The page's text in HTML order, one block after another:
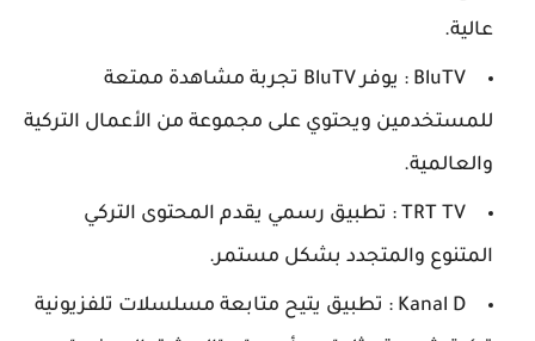
عالية.
BluTV : يوفر BluTV تجربة مشاهدة ممتعة
للمستخدمين ويحتوي على مجموعة من الأعمال التركية
والعالمية.
TRT TV : تطبيق رسمي يقدم المحتوى التركي
المتنوع والمتجدد بشكل مستمر.
Kanal D : تطبيق يتيح متابعة مسلسلات تلفزيونية